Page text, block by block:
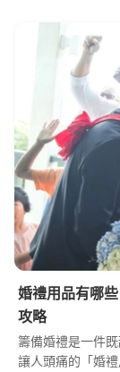
婚禮用品有哪
攻略
籌備婚禮是一件
讓人頭痛的「婚